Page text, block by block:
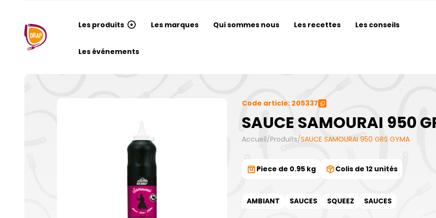
Les produits Les marques Qui sommes nous Les recettes Les conseils
Les événements
Code article: 205337
SAUCE SAMOURAI 950
Accueil/Produits/SAUCE SAMOURAI 950 GRS GYMA
Piece de 0.95 kg Colis de 12 unités
AMBIANT SAUCES SQUEEZ SAUCES